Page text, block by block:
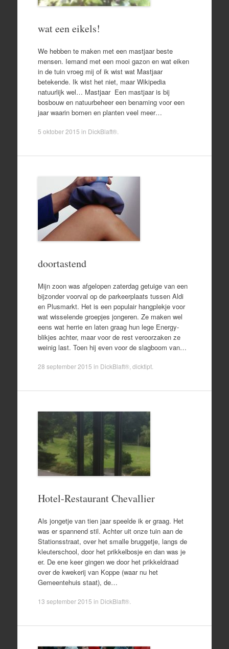
wat een eikels!
We hebben te maken met een mastjaar beste
mensen. Iemand met een mooi gazon en wat eiken
in de tuin vroeg mij of ik wist wat Mastjaar
betekende. Ik wist het niet, maar Wikipedia
natuurlijk wel… Mastjaar Een mastjaar is bij
bosbouw en natuurbeheer een benaming voor een
jaar waarin bomen en planten veel meer…
5 oktober 2015 in DickBlaft®.
doortastend
Mijn zoon was afgelopen zaterdag getuige van een
bijzonder voorval op de parkeerplaats tussen Aldi
en Plusmarkt. Het is een populair hangplekje voor
wat wisselende groepjes jongeren. Ze maken wel
eens wat herrie en laten graag hun lege Energy-
blikjes achter, maar voor de rest veroorzaken ze
weinig last. Toen hij even voor de slagboom van…
28 september 2015 in DickBlaft®, dicktipt.
Hotel-Restaurant Chevallier
Als jongetje van tien jaar speelde ik er graag. Het
was er spannend stil. Achter uit onze tuin aan de
Stationsstraat, over het smalle bruggetje, langs de
kleuterschool, door het prikkelbosje en dan was je
er. De ene keer gingen we door het prikkeldraad
over de kwekerij van Koppe (waar nu het
Gemeentehuis staat), de…
13 september 2015 in DickBlaft®.